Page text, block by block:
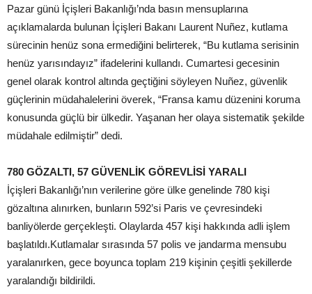
Pazar günü İçişleri Bakanlığı’nda basın mensuplarına
açıklamalarda bulunan İçişleri Bakanı Laurent Nuñez, kutlama
sürecinin henüz sona ermediğini belirterek, “Bu kutlama serisinin
henüz yarısındayız” ifadelerini kullandı. Cumartesi gecesinin
genel olarak kontrol altında geçtiğini söyleyen Nuñez, güvenlik
güçlerinin müdahalelerini överek, “Fransa kamu düzenini koruma
konusunda güçlü bir ülkedir. Yaşanan her olaya sistematik şekilde
müdahale edilmiştir” dedi.
780 GÖZALTI, 57 GÜVENLİK GÖREVLİSİ YARALI
İçişleri Bakanlığı’nın verilerine göre ülke genelinde 780 kişi
gözaltına alınırken, bunların 592’si Paris ve çevresindeki
banliyölerde gerçekleşti. Olaylarda 457 kişi hakkında adli işlem
başlatıldı.Kutlamalar sırasında 57 polis ve jandarma mensubu
yaralanırken, gece boyunca toplam 219 kişinin çeşitli şekillerde
yaralandığı bildirildi.